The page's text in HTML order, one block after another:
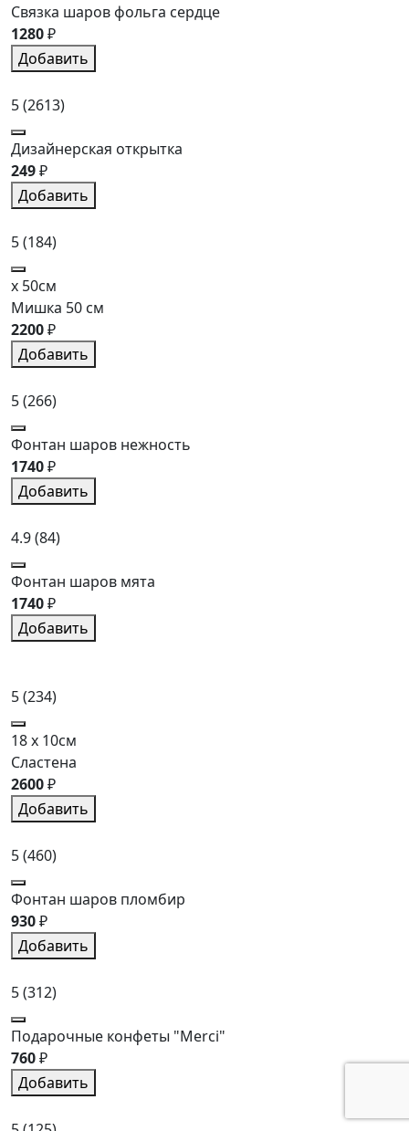
Связка шаров фольга сердце
1280₽
Добавить
5(2613)
Дизайнерская открытка
249₽
Добавить
5(184)
x 50см
Мишка 50 см
2200₽
Добавить
5(266)
Фонтан шаров нежность
1740₽
Добавить
4.9(84)
Фонтан шаров мята
1740₽
Добавить
5(234)
18 x 10см
Сластена
2600₽
Добавить
5(460)
Фонтан шаров пломбир
930₽
Добавить
5(312)
Подарочные конфеты "Merci"
760₽
Добавить